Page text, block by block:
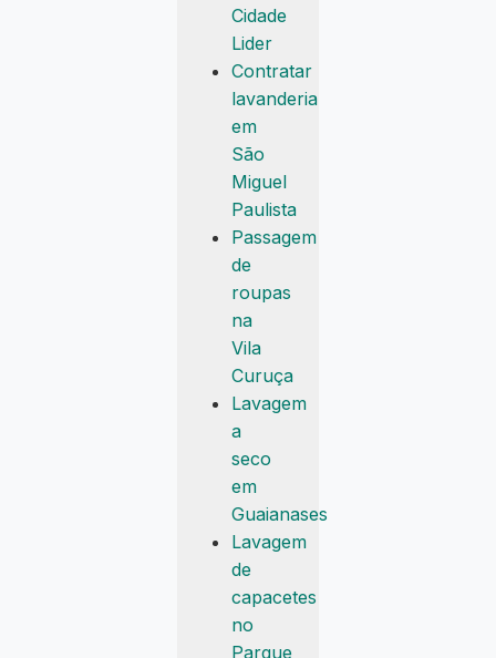
Cidade
Lider
Contratar
lavanderia
em
São
Miguel
Paulista
Passagem
de
roupas
na
Vila
Curuça
Lavagem
a
seco
em
Guaianases
Lavagem
de
capacetes
no
Parque